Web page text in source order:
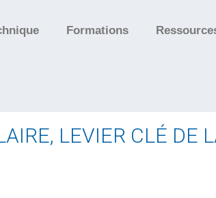
Formations
LEVIER CLÉ DE